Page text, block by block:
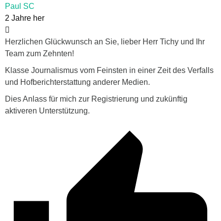
Paul SC
2 Jahre her
Herzlichen Glückwunsch an Sie, lieber Herr Tichy und Ihr
Team zum Zehnten!
Klasse Journalismus vom Feinsten in einer Zeit des Verfalls
und Hofberichterstattung anderer Medien.
Dies Anlass für mich zur Registrierung und zukünftig
aktiveren Unterstützung.